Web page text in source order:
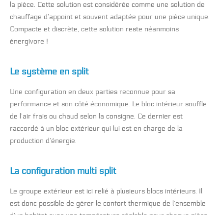
la pièce. Cette solution est considérée comme une solution de
chauffage d’appoint et souvent adaptée pour une pièce unique.
Compacte et discrète, cette solution reste néanmoins
énergivore !
Le système en split
Une configuration en deux parties reconnue pour sa
performance et son côté économique. Le bloc intérieur souffle
de l’air frais ou chaud selon la consigne. Ce dernier est
raccordé à un bloc extérieur qui lui est en charge de la
production d’énergie.
La configuration multi split
Le groupe extérieur est ici relié à plusieurs blocs intérieurs. Il
est donc possible de gérer le confort thermique de l’ensemble